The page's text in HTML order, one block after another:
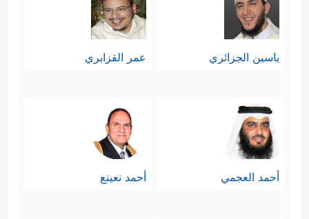
ياسين الجزائري عمر القزابري
أحمد العجمي أحمد نعينع